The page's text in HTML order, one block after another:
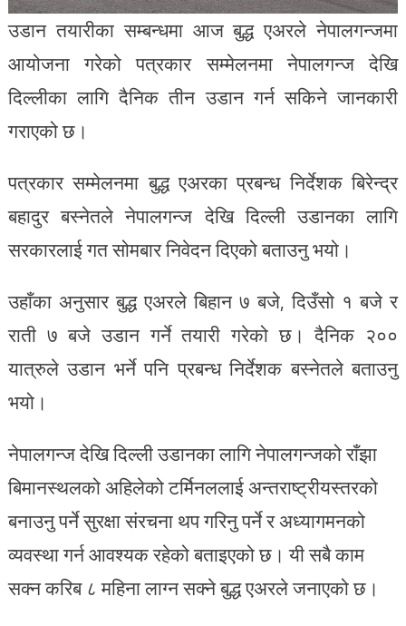
उडान तयारीका सम्बन्धमा आज बुद्ध एअरले नेपालगन्जमा
आयोजना गरेको पत्रकार सम्मेलनमा नेपालगन्ज देखि
दिल्लीका लागि दैनिक तीन उडान गर्न सकिने जानकारी
गराएको छ।
पत्रकार सम्मेलनमा बुद्ध एअरका प्रबन्ध निर्देशक बिरेन्द्र
बहादुर बस्नेतले नेपालगन्ज देखि दिल्ली उडानका लागि
सरकारलाई गत सोमबार निवेदन दिएको बताउनु भयो।
उहाँका अनुसार बुद्ध एअरले बिहान ७ बजे, दिउँसो १ बजे र
राती ७ बजे उडान गर्ने तयारी गरेको छ। दैनिक २००
यात्रुले उडान भर्ने पनि प्रबन्ध निर्देशक बस्नेतले बताउनु
भयो।
नेपालगन्ज देखि दिल्ली उडानका लागि नेपालगन्जको राँझा
बिमानस्थलको अहिलेको टर्मिनललाई अन्तराष्ट्रीयस्तरको
बनाउनु पर्ने सुरक्षा संरचना थप गरिनु पर्ने र अध्यागमनको
व्यवस्था गर्न आवश्यक रहेको बताइएको छ। यी सबै काम
सक्न करिब ८ महिना लाग्न सक्ने बुद्ध एअरले जनाएको छ।